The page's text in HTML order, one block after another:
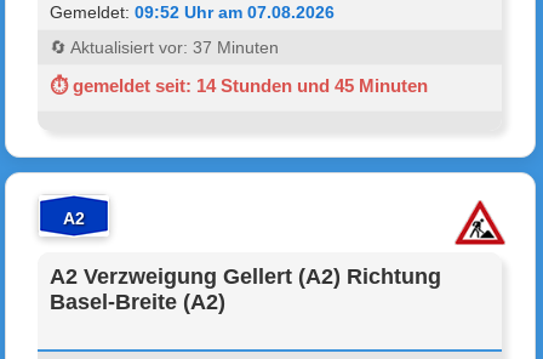
Gemeldet:09:52 Uhr am 07.08.2026
🔄 Aktualisiert vor: 37 Minuten
⏱ gemeldet seit: 14 Stunden und 45 Minuten
A2
A2 Verzweigung Gellert (A2) Richtung
Basel-Breite (A2)